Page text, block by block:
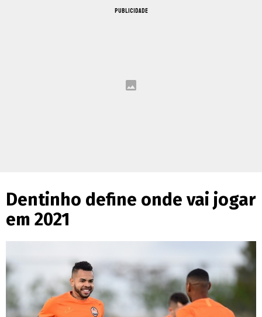
PUBLICIDADE
Dentinho define onde vai jogar
em 2021